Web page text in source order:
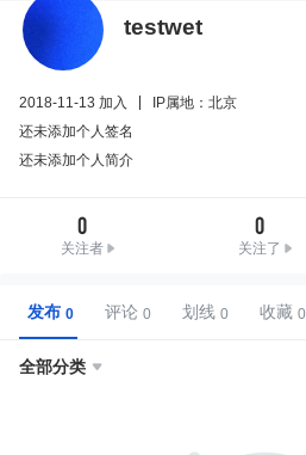
testwet
2018-11-13 加入
IP属地：北京
还未添加个人签名
还未添加个人简介
0
关注者
0
关注了
发布 评论 划线 收藏
全部分类 